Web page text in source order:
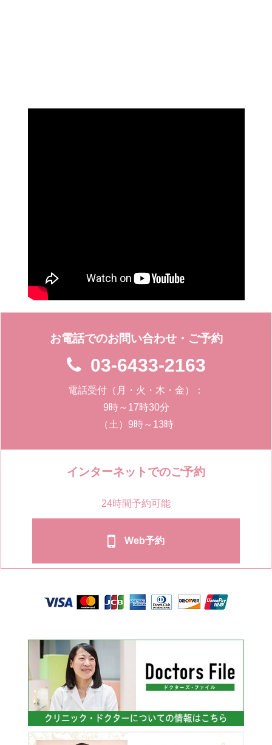
お電話でのお問い合わせ・ご予約
03-6433-2163
電話受付（月・火・木・金）：
9時～17時30分
（土）9時～13時
インターネットでのご予約
24時間予約可能
Web予約